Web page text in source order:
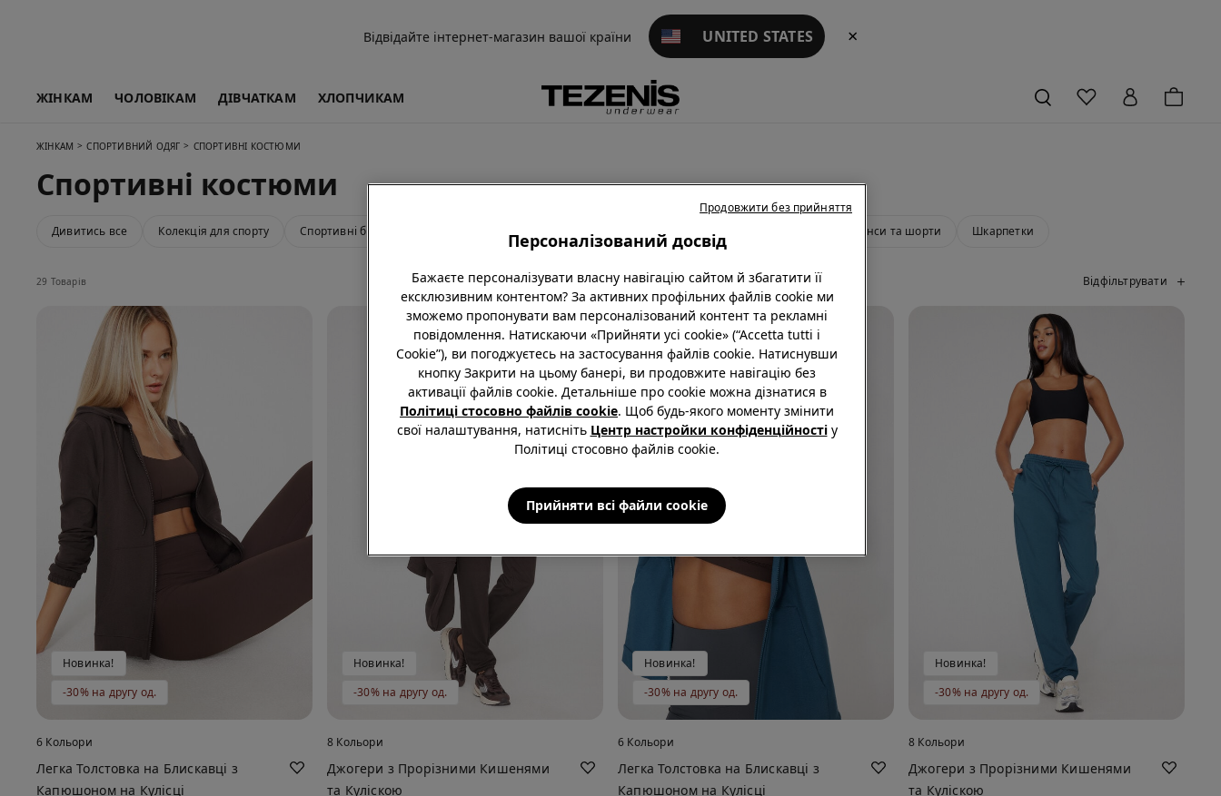
Відвідайте інтернет-магазин вашої країни UNITED STATES ×
ЖІНКАМ ЧОЛОВІКАМ ДІВЧАТКАМ ХЛОПЧИКАМ
ЖІНКАМ > СПОРТИВНИЙ ОДЯГ > СПОРТИВНІ КОСТЮМИ
Спортивні костюми
Дивитись все Колекція для спорту Спортивні бюстгальтери Джемпери Спортивні костюми Легінси та шорти Шкарпетки
29 Товарів Відфільтрувати
Новинка!
-30% на другу од.
6 Кольори
Легка Толстовка на Блискавці з
Капюшоном на Кулісці
Новинка!
-30% на другу од.
8 Кольори
Джогери з Прорізними Кишенями
та Куліскою
Новинка!
-30% на другу од.
6 Кольори
Легка Толстовка на Блискавці з
Капюшоном на Кулісці
Новинка!
-30% на другу од.
8 Кольори
Джогери з Прорізними Кишенями
та Куліскою
Персоналізований досвід
Бажаєте персоналізувати власну навігацію сайтом й збагатити її
ексклюзивним контентом? За активних профільних файлів cookie ми
зможемо пропонувати вам персоналізований контент та рекламні
повідомлення. Натискаючи «Прийняти усі cookie» (“Accetta tutti i
Cookie”), ви погоджуєтесь на застосування файлів cookie. Натиснувши
кнопку Закрити на цьому банері, ви продовжите навігацію без
активації файлів cookie. Детальніше про cookie можна дізнатися в
Політиці стосовно файлів cookie. Щоб будь-якого моменту змінити
свої налаштування, натисніть Центр настройки конфіденційностіу
Політиці стосовно файлів cookie.
Прийняти всі файли сookie
Продовжити без прийняття